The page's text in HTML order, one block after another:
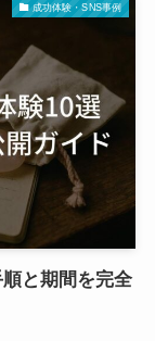
成功体験・SNS事例
と期間を完全